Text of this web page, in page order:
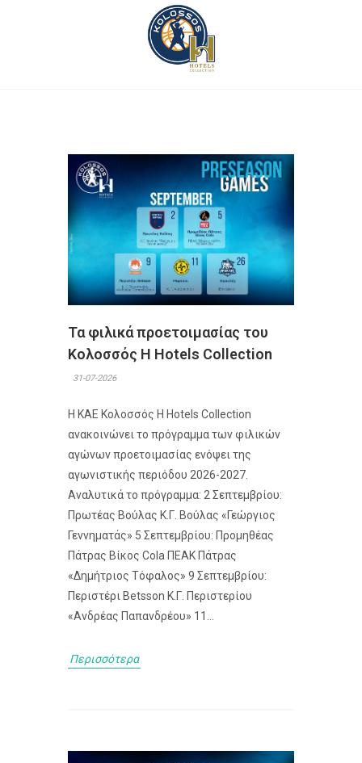
Τα φιλικά προετοιμασίας του
Κολοσσός H Hotels Collection
31-07-2026
Η ΚΑΕ Κολοσσός H Hotels Collection
ανακοινώνει το πρόγραμμα των φιλικών
αγώνων προετοιμασίας ενόψει της
αγωνιστικής περιόδου 2026-2027.
Αναλυτικά το πρόγραμμα: 2 Σεπτεμβρίου:
Πρωτέας Βούλας Κ.Γ. Βούλας «Γεώργιος
Γεννηματάς» 5 Σεπτεμβρίου: Προμηθέας
Πάτρας Βίκος Cola ΠΕΑΚ Πάτρας
«Δημήτριος Τόφαλος» 9 Σεπτεμβρίου:
Περιστέρι Betsson Κ.Γ. Περιστερίου
«Ανδρέας Παπανδρέου» 11...
Περισσότερα